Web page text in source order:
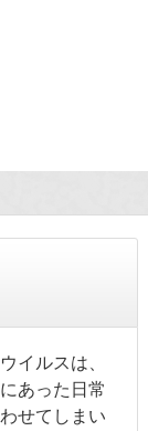
イルスは、
あった日常
せてしまい